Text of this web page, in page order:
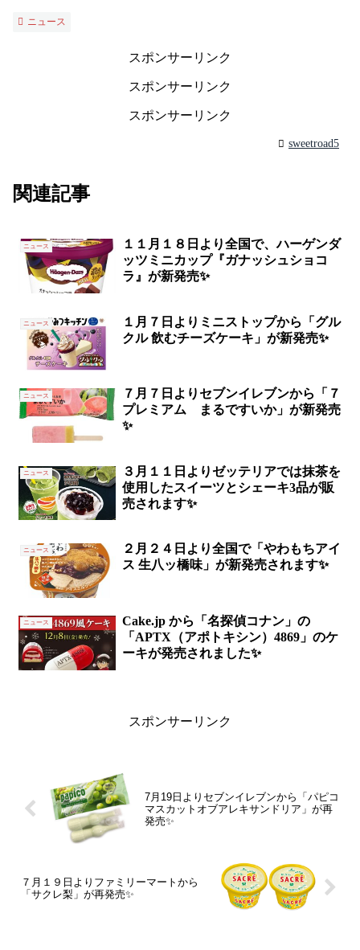
ニュース
スポンサーリンク
スポンサーリンク
スポンサーリンク
sweetroad5
関連記事
ニュース
１１月１８日より全国で、ハーゲンダ
ッツミニカップ『ガナッシュショコ
ラ』が新発売✨
ニュース
１月７日よりミニストップから「グル
クル 飲むチーズケーキ」が新発売✨
ニュース
７月７日よりセブンイレブンから「７
プレミアム まるですいか」が新発売
✨
ニュース
３月１１日よりゼッテリアでは抹茶を
使用したスイーツとシェーキ3品が販
売されます✨
ニュース
２月２４日より全国で「やわもちアイ
ス 生八ッ橋味」が新発売されます✨
ニュース
Cake.jp から「名探偵コナン」の
「APTX（アポトキシン）4869」のケ
ーキが発売されました✨
スポンサーリンク
7月19日よりセブンイレブンから「パピコ
マスカットオブアレキサンドリア」が再
発売✨
７月１９日よりファミリーマートから
「サクレ梨」が再発売✨